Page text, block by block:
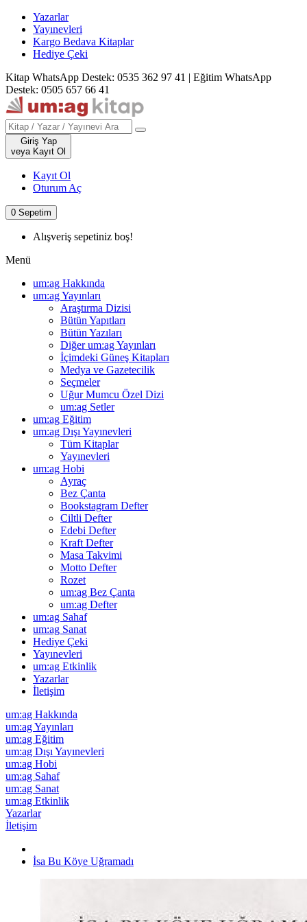
Yazarlar
Yayınevleri
Kargo Bedava Kitaplar
Hediye Çeki
Kitap WhatsApp Destek: 0535 362 97 41 | Eğitim WhatsApp
Destek: 0505 657 66 41
Giriş Yap
veya Kayıt Ol
Kayıt Ol
Oturum Aç
0 Sepetim
Alışveriş sepetiniz boş!
Menü
um:ag Hakkında
um:ag Yayınları
Araştırma Dizisi
Bütün Yapıtları
Bütün Yazıları
Diğer um:ag Yayınları
İçimdeki Güneş Kitapları
Medya ve Gazetecilik
Seçmeler
Uğur Mumcu Özel Dizi
um:ag Setler
um:ag Eğitim
um:ag Dışı Yayınevleri
Tüm Kitaplar
Yayınevleri
um:ag Hobi
Ayraç
Bez Çanta
Bookstagram Defter
Ciltli Defter
Edebi Defter
Kraft Defter
Masa Takvimi
Motto Defter
Rozet
um:ag Bez Çanta
um:ag Defter
um:ag Sahaf
um:ag Sanat
Hediye Çeki
Yayınevleri
um:ag Etkinlik
Yazarlar
İletişim
um:ag Hakkında
um:ag Yayınları
um:ag Eğitim
um:ag Dışı Yayınevleri
um:ag Hobi
um:ag Sahaf
um:ag Sanat
um:ag Etkinlik
Yazarlar
İletişim
İsa Bu Köye Uğramadı